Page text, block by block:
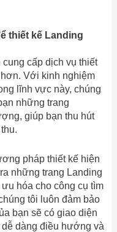
thiết kế Landing
cấp dịch vụ thiết
Với kinh nghiệm
lĩnh vực này, chúng
những trang
giúp bạn thu hút
pháp thiết kế hiện
những trang Landing
hóa cho công cụ tìm
tôi luôn đảm bảo
bạn sẽ có giao diện
dàng điều hướng và